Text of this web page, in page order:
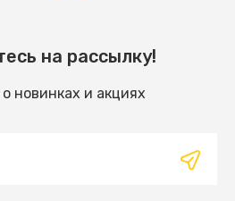
на рассылку!
новинках и акциях